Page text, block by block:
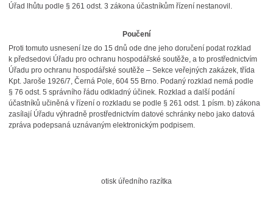
Úřad lhůtu podle § 261 odst. 3 zákona účastníkům řízení nestanovil.
Poučení
Proti tomuto usnesení lze do 15 dnů ode dne jeho doručení podat rozklad
k předsedovi Úřadu pro ochranu hospodářské soutěže, a to prostřednictvím
Úřadu pro ochranu hospodářské soutěže – Sekce veřejných zakázek, třída
Kpt. Jaroše 1926/7, Černá Pole, 604 55 Brno. Podaný rozklad nemá podle
§ 76 odst. 5 správního řádu odkladný účinek. Rozklad a další podání
účastníků učiněná v řízení o rozkladu se podle § 261 odst. 1 písm. b) zákona
zasílají Úřadu výhradně prostřednictvím datové schránky nebo jako datová
zpráva podepsaná uznávaným elektronickým podpisem.
otisk úředního razítka